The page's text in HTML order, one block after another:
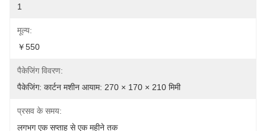
1
मूल्य:
￥550
पैकेजिंग विवरण:
पैकेजिंग: कार्टन मशीन आयाम: 270 × 170 × 210 मिमी
प्रसव के समय:
लगभग एक सप्ताह से एक महीने तक